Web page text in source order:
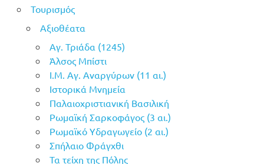
Τουρισμός
Αξιοθέατα
Αγ. Τριάδα (1245)
Άλσος Μπίστι
Ι.Μ. Αγ. Αναργύρων (11 αι.)
Ιστορικά Μνημεία
Παλαιοχριστιανική Βασιλική
Ρωμαϊκή Σαρκοφάγος (3 αι.)
Ρωμαϊκό Υδραγωγείο (2 αι.)
Σπήλαιο Φράγχθι
Τα τείχη της Πόλης